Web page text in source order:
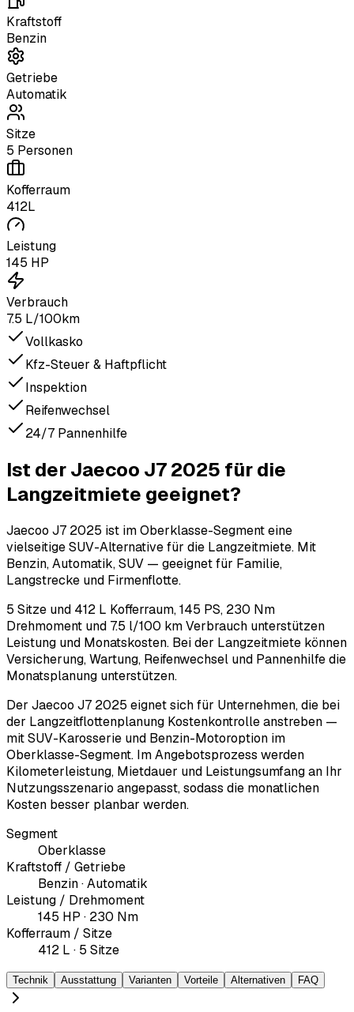
Kraftstoff
Benzin
Getriebe
Automatik
Sitze
5 Personen
Kofferraum
412L
Leistung
145 HP
Verbrauch
7.5 L/100km
Vollkasko
Kfz-Steuer & Haftpflicht
Inspektion
Reifenwechsel
24/7 Pannenhilfe
Ist der Jaecoo J7 2025 für die
Langzeitmiete geeignet?
Jaecoo J7 2025 ist im Oberklasse-Segment eine
vielseitige SUV-Alternative für die Langzeitmiete. Mit
Benzin, Automatik, SUV — geeignet für Familie,
Langstrecke und Firmenflotte.
5 Sitze und 412 L Kofferraum, 145 PS, 230 Nm
Drehmoment und 7.5 l/100 km Verbrauch unterstützen
Leistung und Monatskosten. Bei der Langzeitmiete können
Versicherung, Wartung, Reifenwechsel und Pannenhilfe die
Monatsplanung unterstützen.
Der Jaecoo J7 2025 eignet sich für Unternehmen, die bei
der Langzeitflottenplanung Kostenkontrolle anstreben —
mit SUV-Karosserie und Benzin-Motoroption im
Oberklasse-Segment. Im Angebotsprozess werden
Kilometerleistung, Mietdauer und Leistungsumfang an Ihr
Nutzungsszenario angepasst, sodass die monatlichen
Kosten besser planbar werden.
Segment
Oberklasse
Kraftstoff / Getriebe
Benzin · Automatik
Leistung / Drehmoment
145 HP · 230 Nm
Kofferraum / Sitze
412 L · 5 Sitze
Technik Ausstattung Varianten Vorteile Alternativen FAQ